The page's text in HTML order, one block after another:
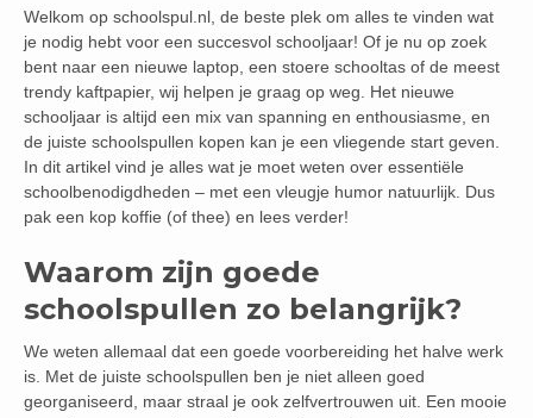
Welkom op schoolspul.nl, de beste plek om alles te vinden wat
je nodig hebt voor een succesvol schooljaar! Of je nu op zoek
bent naar een nieuwe laptop, een stoere schooltas of de meest
trendy kaftpapier, wij helpen je graag op weg. Het nieuwe
schooljaar is altijd een mix van spanning en enthousiasme, en
de juiste schoolspullen kopen kan je een vliegende start geven.
In dit artikel vind je alles wat je moet weten over essentiële
schoolbenodigdheden – met een vleugje humor natuurlijk. Dus
pak een kop koffie (of thee) en lees verder!
Waarom zijn goede
schoolspullen zo belangrijk?
We weten allemaal dat een goede voorbereiding het halve werk
is. Met de juiste schoolspullen ben je niet alleen goed
georganiseerd, maar straal je ook zelfvertrouwen uit. Een mooie